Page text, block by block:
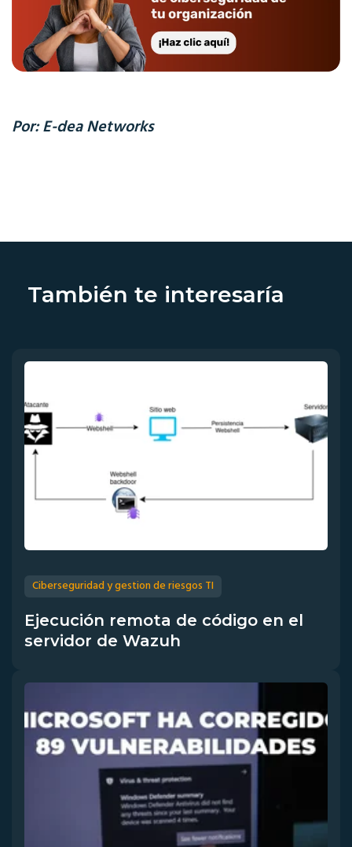
Por: E-dea Networks
También te interesaría
Ciberseguridad y gestion de riesgos TI
Ejecución remota de código en el
servidor de Wazuh